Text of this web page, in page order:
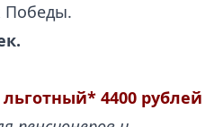
Победы.
4400 рублей